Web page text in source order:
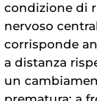
condizione di
nervoso
corrisponde
a distanza
un